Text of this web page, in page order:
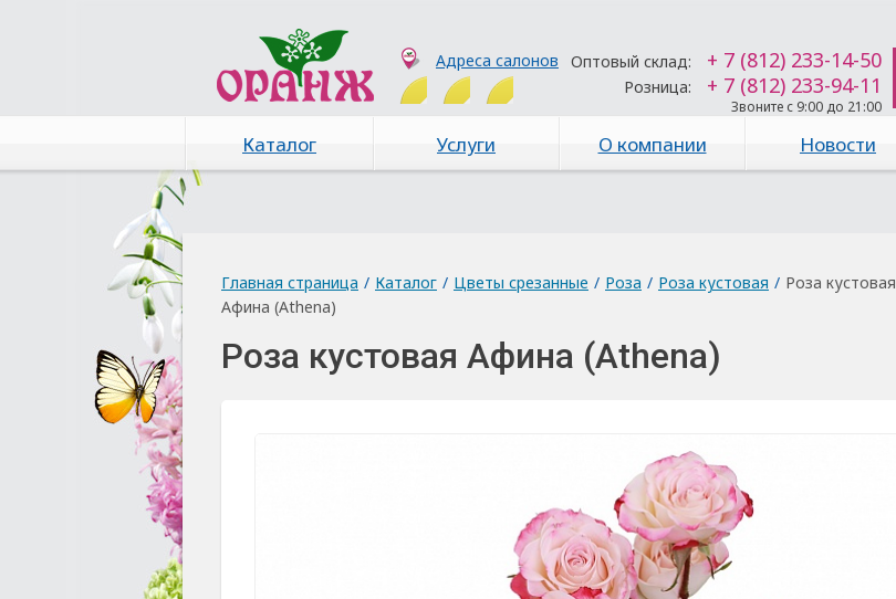
Адреса салонов Оптовый склад: + 7 (812) 233-14-50
Розница: + 7 (812) 233-94-11
Звоните с 9:00 до 21:00
Каталог Услуги О компании Новости
Главная страница / Каталог / Цветы срезанные / Роза / Роза кустовая / Роза кустовая
Афина (Аthena)
Роза кустовая Афина (Аthena)